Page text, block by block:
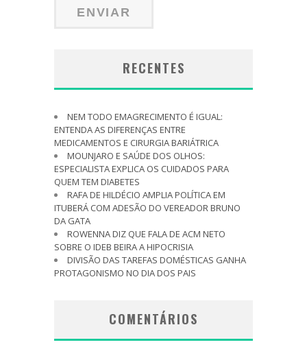
RECENTES
NEM TODO EMAGRECIMENTO É IGUAL:
ENTENDA AS DIFERENÇAS ENTRE
MEDICAMENTOS E CIRURGIA BARIÁTRICA
MOUNJARO E SAÚDE DOS OLHOS:
ESPECIALISTA EXPLICA OS CUIDADOS PARA
QUEM TEM DIABETES
RAFA DE HILDÉCIO AMPLIA POLÍTICA EM
ITUBERÁ COM ADESÃO DO VEREADOR BRUNO
DA GATA
ROWENNA DIZ QUE FALA DE ACM NETO
SOBRE O IDEB BEIRA A HIPOCRISIA
DIVISÃO DAS TAREFAS DOMÉSTICAS GANHA
PROTAGONISMO NO DIA DOS PAIS
COMENTÁRIOS